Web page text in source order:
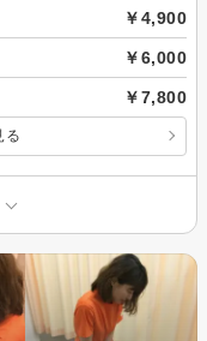
￥4,900
￥6,000
￥7,800
る